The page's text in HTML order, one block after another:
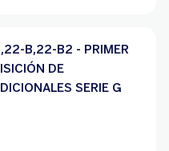
B,22-B2 - PRIMER
DE
SERIE G